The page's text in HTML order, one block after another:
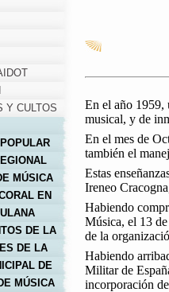
En el año 1959,
musical, y de
En el mes de
también el
Estas
Ireneo
Habiendo
Música, el 13
de la
Habiendo
Militar de
incorporación
Y CULTOS
MÚSICA
EN
DE LA
DE
DE LA
DE
MÚSICA